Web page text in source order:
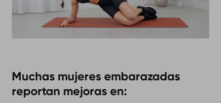
Muchas mujeres embarazadas
reportan mejoras en: